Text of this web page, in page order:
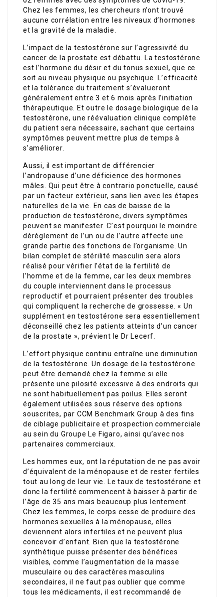
Chez les femmes, les chercheurs n’ont trouvé
aucune corrélation entre les niveaux d’hormones
et la gravité de la maladie.
L’impact de la testostérone sur l’agressivité du
cancer de la prostate est débattu. La testostérone
est l’hormone du désir et du tonus sexuel, que ce
soit au niveau physique ou psychique. L’efficacité
et la tolérance du traitement s’évalueront
généralement entre 3 et 6 mois après l’initiation
thérapeutique. Et outre le dosage biologique de la
testostérone, une réévaluation clinique complète
du patient sera nécessaire, sachant que certains
symptômes peuvent mettre plus de temps à
s’améliorer.
Aussi, il est important de différencier
l’andropause d’une déficience des hormones
mâles. Qui peut être à contrario ponctuelle, causé
par un facteur extérieur, sans lien avec les étapes
naturelles de la vie. En cas de baisse de la
production de testostérone, divers symptômes
peuvent se manifester. C’est pourquoi le moindre
dérèglement de l’un ou de l’autre affecte une
grande partie des fonctions de l’organisme. Un
bilan complet de stérilité masculin sera alors
réalisé pour vérifier l’état de la fertilité de
l’homme et de la femme, car les deux membres
du couple interviennent dans le processus
reproductif et pourraient présenter des troubles
qui compliquent la recherche de grossesse. « Un
supplément en testostérone sera essentiellement
déconseillé chez les patients atteints d’un cancer
de la prostate », prévient le Dr Lecerf.
L’effort physique continu entraîne une diminution
de la testostérone. Un dosage de la testostérone
peut être demandé chez la femme si elle
présente une pilosité excessive à des endroits qui
ne sont habituellement pas poilus. Elles seront
également utilisées sous réserve des options
souscrites, par CCM Benchmark Group à des fins
de ciblage publicitaire et prospection commerciale
au sein du Groupe Le Figaro, ainsi qu’avec nos
partenaires commerciaux.
Les hommes eux, ont la réputation de ne pas avoir
d’équivalent de la ménopause et de rester fertiles
tout au long de leur vie. Le taux de testostérone et
donc la fertilité commencent à baisser à partir de
l’âge de 35 ans mais beaucoup plus lentement.
Chez les femmes, le corps cesse de produire des
hormones sexuelles à la ménopause, elles
deviennent alors infertiles et ne peuvent plus
concevoir d’enfant. Bien que la testostérone
synthétique puisse présenter des bénéfices
visibles, comme l’augmentation de la masse
musculaire ou des caractères masculins
secondaires, il ne faut pas oublier que comme
tous les médicaments, il est recommandé de